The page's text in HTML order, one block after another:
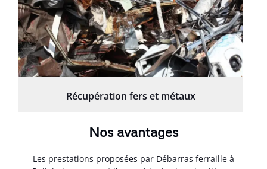
Récupération fers et métaux
Nos avantages
Les prestations proposées par Débarras ferraille à